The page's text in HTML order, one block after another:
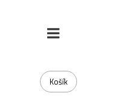
Košík